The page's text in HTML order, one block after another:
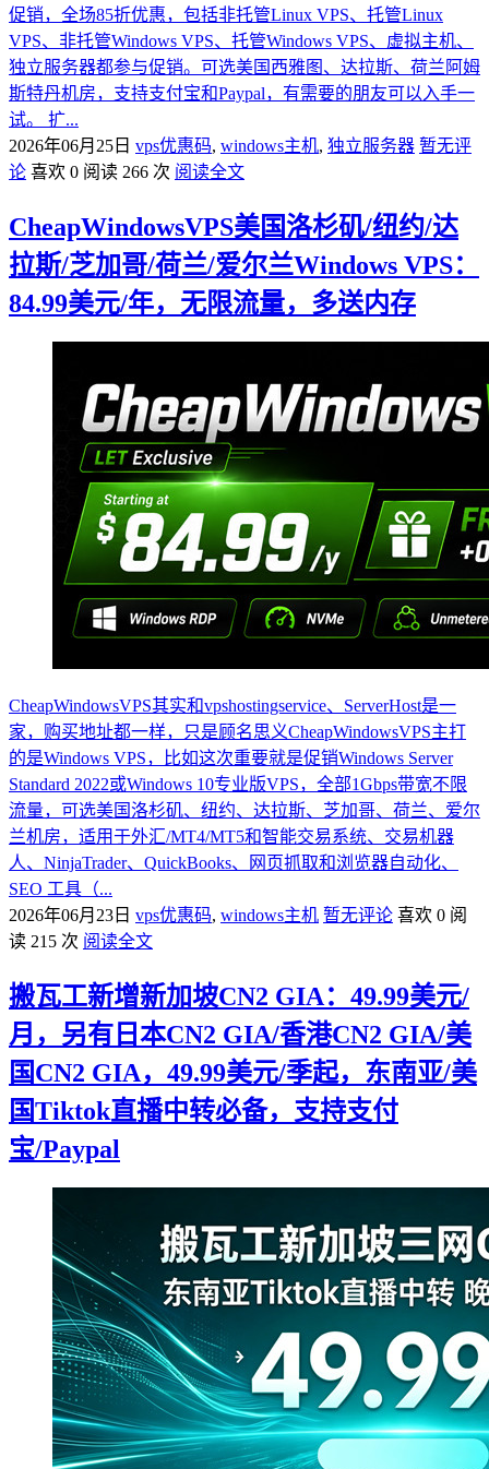
促销，全场85折优惠，包括非托管Linux VPS、托管Linux
VPS、非托管Windows VPS、托管Windows VPS、虚拟主机、
独立服务器都参与促销。可选美国西雅图、达拉斯、荷兰阿姆
斯特丹机房，支持支付宝和Paypal，有需要的朋友可以入手一
试。 扩...
2026年06月25日 vps优惠码, windows主机, 独立服务器 暂无评
论 喜欢 0 阅读 266 次 阅读全文
CheapWindowsVPS美国洛杉矶/纽约/达
拉斯/芝加哥/荷兰/爱尔兰Windows VPS：
84.99美元/年，无限流量，多送内存
CheapWindowsVPS其实和vpshostingservice、ServerHost是一
家，购买地址都一样，只是顾名思义CheapWindowsVPS主打
的是Windows VPS，比如这次重要就是促销Windows Server
Standard 2022或Windows 10专业版VPS，全部1Gbps带宽不限
流量，可选美国洛杉矶、纽约、达拉斯、芝加哥、荷兰、爱尔
兰机房，适用于外汇/MT4/MT5和智能交易系统、交易机器
人、NinjaTrader、QuickBooks、网页抓取和浏览器自动化、
SEO 工具（...
2026年06月23日 vps优惠码, windows主机 暂无评论 喜欢 0 阅
读 215 次 阅读全文
搬瓦工新增新加坡CN2 GIA：49.99美元/
月，另有日本CN2 GIA/香港CN2 GIA/美
国CN2 GIA，49.99美元/季起，东南亚/美
国Tiktok直播中转必备，支持支付
宝/Paypal